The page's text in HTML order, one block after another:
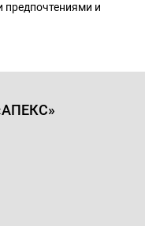
предпочтениями и